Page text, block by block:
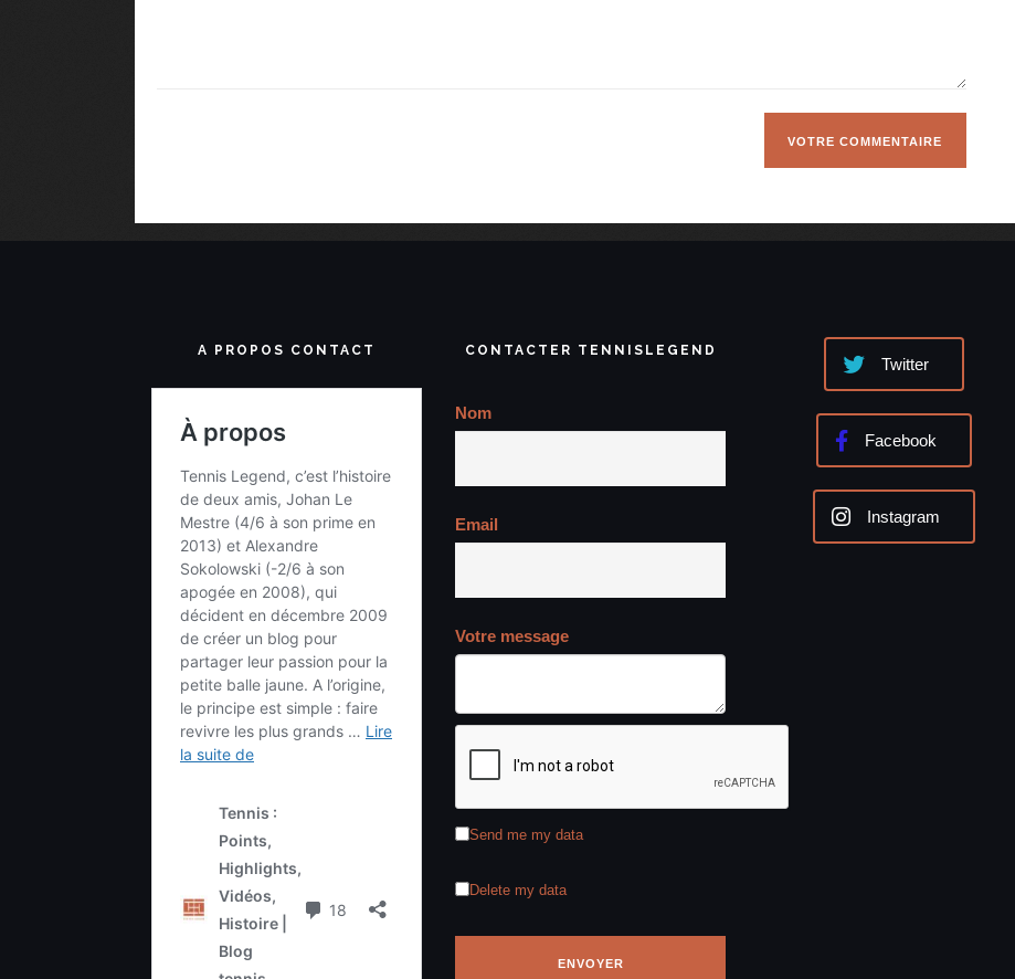
A PROPOS CONTACT CONTACTER TENNISLEGEND
Nom
Email
Votre message
Send me my data
Delete my data
Twitter
Facebook
Instagram